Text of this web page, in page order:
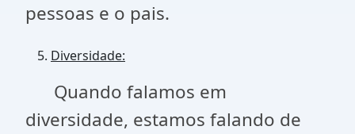
pessoas e o pais.
Diversidade:
Quando falamos em
diversidade, estamos falando de